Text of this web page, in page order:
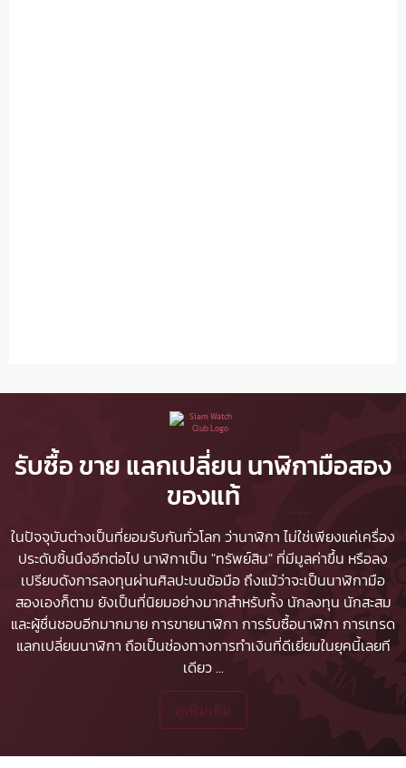
รับซื้อ ขาย แลกเปลี่ยน นาฬิกามือสอง
ของแท้
ในปัจจุบันต่างเป็นที่ยอมรับกันทั่วโลก ว่านาฬิกา ไม่ใช่เพียงแค่เครื่อง
ประดับชิ้นนึงอีกต่อไป นาฬิกาเป็น "ทรัพย์สิน" ที่มีมูลค่าขึ้น หรือลง
เปรียบดังการลงทุนผ่านศิลปะบนข้อมือ ถึงแม้ว่าจะเป็นนาฬิกามือ
สองเองก็ตาม ยังเป็นที่นิยมอย่างมากสำหรับทั้ง นักลงทุน นักสะสม
และผู้ชื่นชอบอีกมากมายการขายนาฬิกา การรับซื้อนาฬิกา การเทรด
แลกเปลี่ยนนาฬิกา ถือเป็นช่องทางการทำเงินที่ดีเยี่ยมในยุคนี้เลยที
เดียว...
ดูเพิ่มเติม